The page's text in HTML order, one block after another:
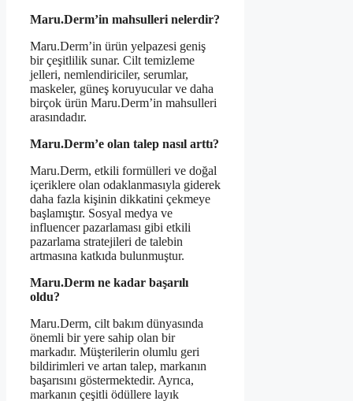
Maru.Derm’in mahsulleri nelerdir?
Maru.Derm’in ürün yelpazesi geniş
bir çeşitlilik sunar. Cilt temizleme
jelleri, nemlendiriciler, serumlar,
maskeler, güneş koruyucular ve daha
birçok ürün Maru.Derm’in mahsulleri
arasındadır.
Maru.Derm’e olan talep nasıl arttı?
Maru.Derm, etkili formülleri ve doğal
içeriklere olan odaklanmasıyla giderek
daha fazla kişinin dikkatini çekmeye
başlamıştır. Sosyal medya ve
influencer pazarlaması gibi etkili
pazarlama stratejileri de talebin
artmasına katkıda bulunmuştur.
Maru.Derm ne kadar başarılı
oldu?
Maru.Derm, cilt bakım dünyasında
önemli bir yere sahip olan bir
markadır. Müşterilerin olumlu geri
bildirimleri ve artan talep, markanın
başarısını göstermektedir. Ayrıca,
markanın çeşitli ödüllere layık